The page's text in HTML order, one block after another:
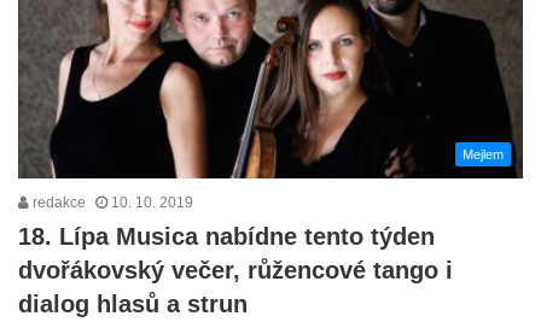
Mejlem
redakce 10. 10. 2019
18. Lípa Musica nabídne tento týden
dvořákovský večer, růžencové tango i
dialog hlasů a strun